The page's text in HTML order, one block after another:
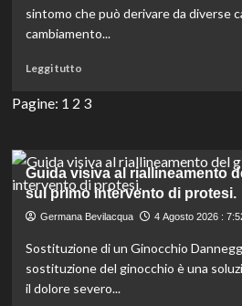
valvola
cardiaca:
sapere
sintomo che può derivare da diverse
cambiamento...
Leggi tuttoLeggi
più
e
sintomi
voce
tutto
quello
che
Pagine: 1 2 3
Guida visiva al riallineamento
sul primo intervento di protesi.
Germana Bevilacqua 4 Agosto 2026 :
Sostituzione di un Ginocchio
sostituzione del ginocchio è una
il dolore severo...